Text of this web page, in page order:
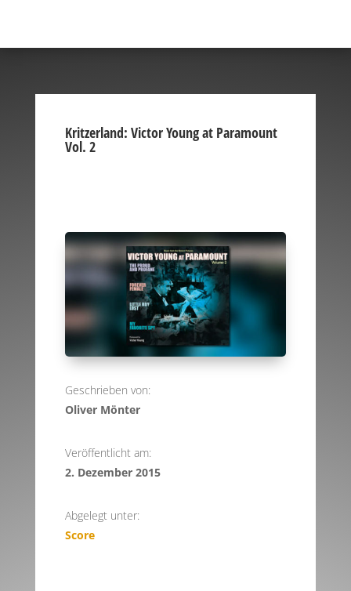
Kritzerland: Victor Young at Paramount
Vol. 2
Geschrieben von:
Oliver Mönter
Veröffentlicht am:
2. Dezember 2015
Abgelegt unter:
Score